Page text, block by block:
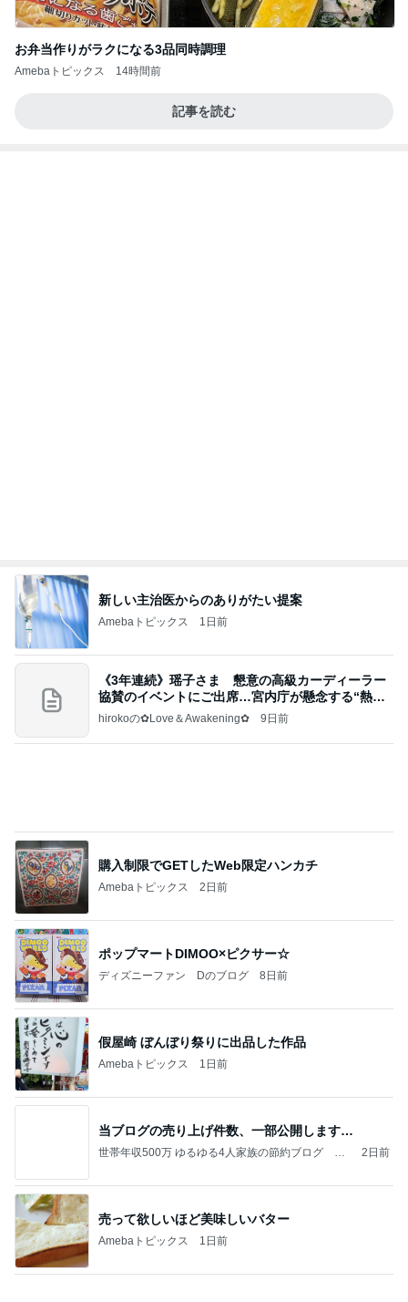
お弁当作りがラクになる3品同時調理
Amebaトピックス 14時間前
記事を読む
新しい主治医からのありがたい提案
Amebaトピックス 1日前
《3年連続》瑶子さま 懇意の高級カーディーラー
協賛のイベントにご出席…宮内庁が懸念する“熱心
すぎ
hirokoの✿Love＆Awakening✿ 9日前
購入制限でGETしたWeb限定ハンカチ
Amebaトピックス 2日前
ポップマートDIMOO×ピクサー☆
ディズニーファン Dのブログ 8日前
假屋崎 ぼんぼり祭りに出品した作品
Amebaトピックス 1日前
当ブログの売り上げ件数、一部公開します…
世帯年収500万 ゆるゆる4人家族の節約ブログ 〜
2日前
売って欲しいほど美味しいバター
Amebaトピックス 1日前